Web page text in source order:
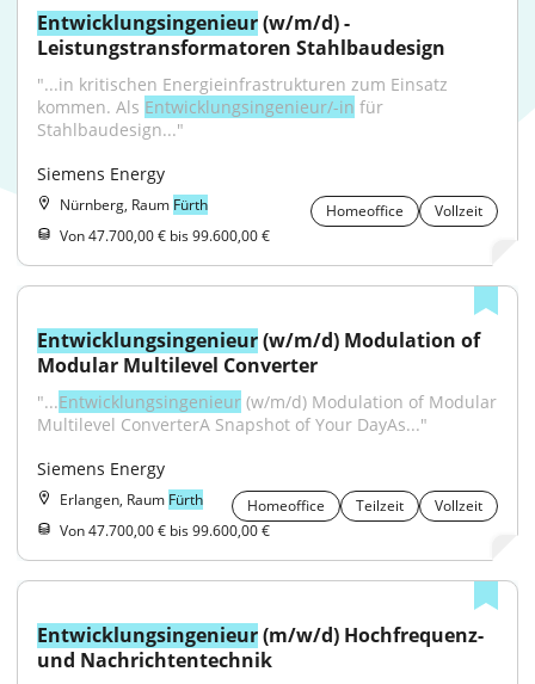
Entwicklungsingenieur (w/m/d) -
Leistungstransformatoren Stahlbaudesign
"...in kritischen Energieinfrastrukturen zum Einsatz
kommen. Als Entwicklungsingenieur/-in für
Stahlbaudesign..."
Siemens Energy
Nürnberg, Raum Fürth Homeoffice
Vollzeit
Von 47.700,00 € bis 99.600,00 €
Entwicklungsingenieur (w/m/d) Modulation of
Modular Multilevel Converter
"...Entwicklungsingenieur (w/m/d) Modulation of Modular
Multilevel ConverterA Snapshot of Your DayAs..."
Siemens Energy
Erlangen, Raum Fürth Homeoffice Teilzeit
Vollzeit
Von 47.700,00 € bis 99.600,00 €
Entwicklungsingenieur (m/w/d) Hochfrequenz-
und Nachrichtentechnik